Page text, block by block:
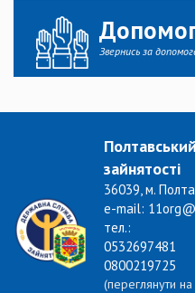
Звернись за
зайнятості
36039, м.
e-mail:
тел.:
0532697481
0800219725
(переглянути на